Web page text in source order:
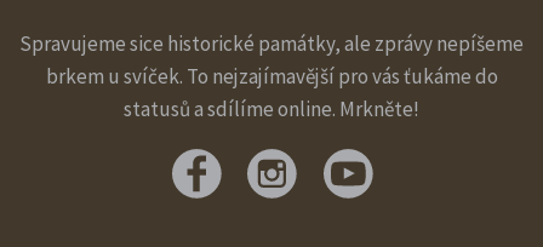
Spravujeme sice historické památky, ale zprávy nepíšeme
brkem u svíček. To nejzajímavější pro vás ťukáme do
statusů a sdílíme online. Mrkněte!